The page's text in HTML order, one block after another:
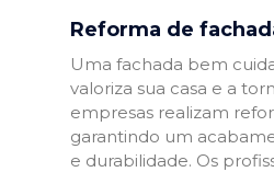
Reforma de
Uma fachada bem
valoriza sua casa e a
empresas realizam
garantindo um
e durabilidade. Os